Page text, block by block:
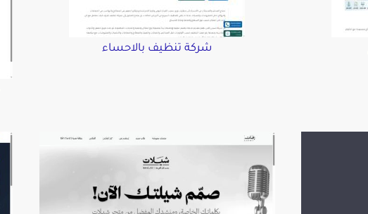
شركة تنظيف بالاحساء